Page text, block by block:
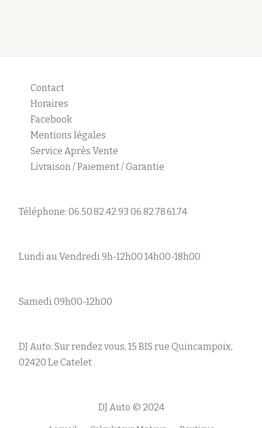
Contact
Horaires
Facebook
Mentions légales
Service Après Vente
Livraison / Paiement / Garantie
Téléphone: 06.50.82.42.93 06.82.78.61.74
Lundi au Vendredi 9h-12h00 14h00-18h00
Samedi 09h00-12h00
DJ Auto: Sur rendez vous, 15 BIS rue Quincampoix,
02420 Le Catelet
DJ Auto © 2024